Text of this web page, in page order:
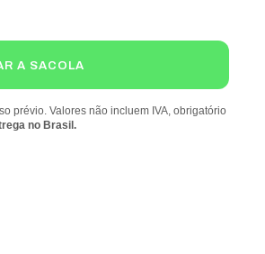
A SACOLA
prévio. Valores não incluem IVA, obrigatório
no Brasil.